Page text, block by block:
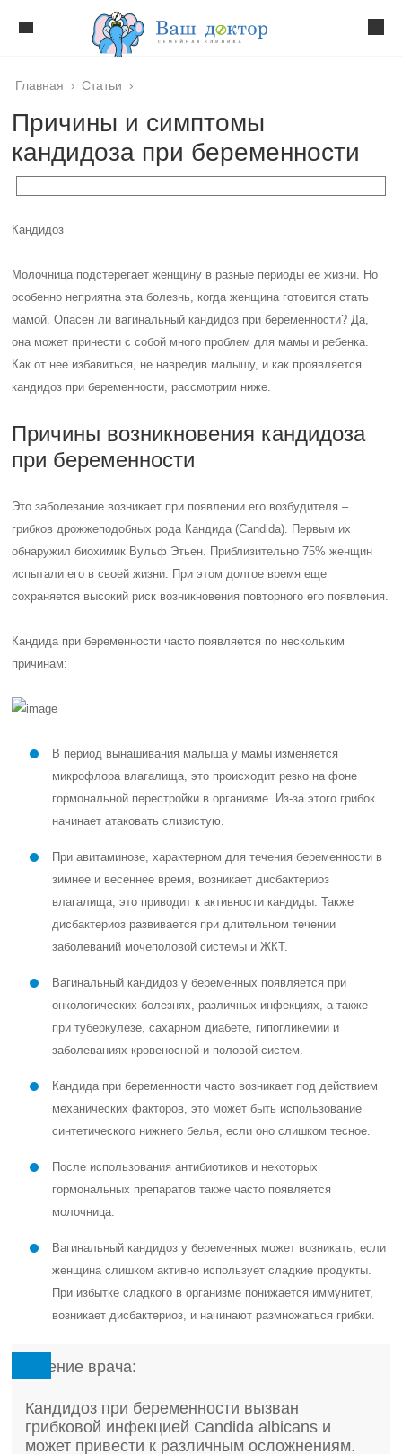
Главная › Статьи ›
Причины и симптомы
кандидоза при беременности
Кандидоз
Молочница подстерегает женщину в разные периоды ее жизни. Но
особенно неприятна эта болезнь, когда женщина готовится стать
мамой. Опасен ли вагинальный кандидоз при беременности? Да,
она может принести с собой много проблем для мамы и ребенка.
Как от нее избавиться, не навредив малышу, и как проявляется
кандидоз при беременности, рассмотрим ниже.
Причины возникновения кандидоза
при беременности
Это заболевание возникает при появлении его возбудителя –
грибков дрожжеподобных рода Кандида (Candida). Первым их
обнаружил биохимик Вульф Этьен. Приблизительно 75% женщин
испытали его в своей жизни. При этом долгое время еще
сохраняется высокий риск возникновения повторного его появления.
Кандида при беременности часто появляется по нескольким
причинам:
В период вынашивания малыша у мамы изменяется
микрофлора влагалища, это происходит резко на фоне
гормональной перестройки в организме. Из-за этого грибок
начинает атаковать слизистую.
При авитаминозе, характерном для течения беременности в
зимнее и весеннее время, возникает дисбактериоз
влагалища, это приводит к активности кандиды. Также
дисбактериоз развивается при длительном течении
заболеваний мочеполовой системы и ЖКТ.
Вагинальный кандидоз у беременных появляется при
онкологических болезнях, различных инфекциях, а также
при туберкулезе, сахарном диабете, гипогликемии и
заболеваниях кровеносной и половой систем.
Кандида при беременности часто возникает под действием
механических факторов, это может быть использование
синтетического нижнего белья, если оно слишком тесное.
После использования антибиотиков и некоторых
гормональных препаратов также часто появляется
молочница.
Вагинальный кандидоз у беременных может возникать, если
женщина слишком активно использует сладкие продукты.
При избытке сладкого в организме понижается иммунитет,
возникает дисбактериоз, и начинают размножаться грибки.
Мнение врача:
Кандидоз при беременности вызван
грибковой инфекцией Candida albicans и
может привести к различным осложнениям.